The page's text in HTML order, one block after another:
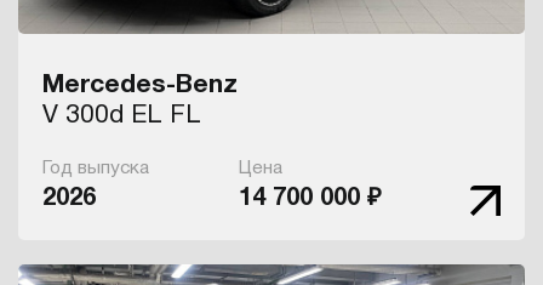
Mercedes-Benz
V 300d EL FL
Год выпуска
2026
Цена
14 700 000 ₽